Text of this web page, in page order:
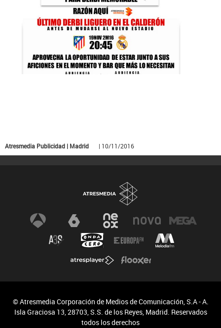
Atresmedia Publicidad | Madrid | 10/11/2016
© Atresmedia Corporación de Medios de Comunicación, S.A - A.
Isla Graciosa 13, 28703, S.S. de los Reyes, Madrid. Reservados
todos los derechos